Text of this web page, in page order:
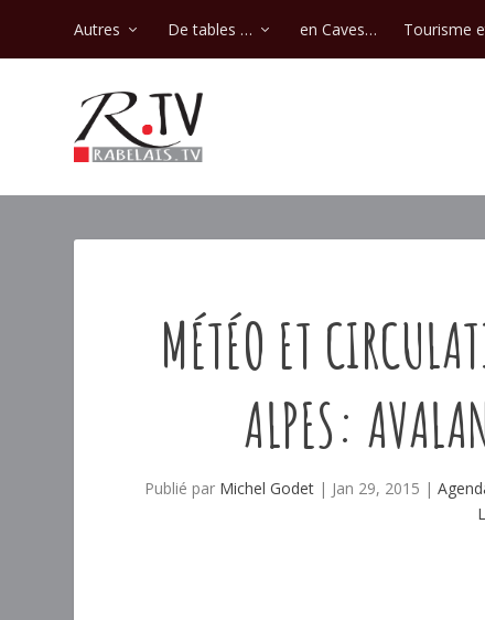
Autres De tables … en Caves… Tourisme
MÉTÉO ET
ALPES:
Publié par Michel Godet| Jan 29, 2015 |